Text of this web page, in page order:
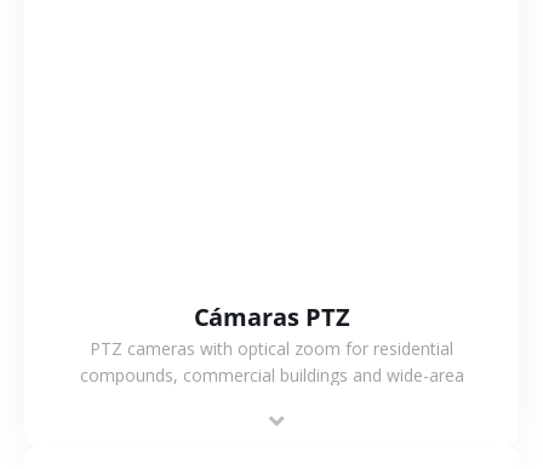
Cámaras PTZ
PTZ cameras with optical zoom for residential
compounds, commercial buildings and wide-area
flexible coverage.